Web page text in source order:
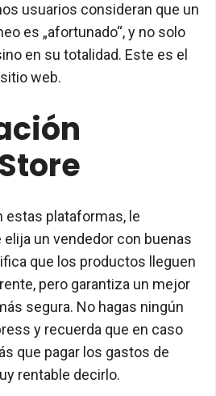
usuarios consideran que un
es „afortunado“, y no solo
en su totalidad. Este es el
web.
estas plataformas, le
un vendedor con buenas
que los productos lleguen
pero garantiza un mejor
segura. No hagas ningún
y recuerda que en caso
que pagar los gastos de
rentable decirlo.